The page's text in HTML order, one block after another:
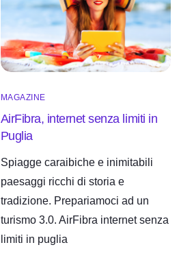
MAGAZINE
AirFibra, internet senza limiti in
Puglia
Spiagge caraibiche e inimitabili
paesaggi ricchi di storia e
tradizione. Prepariamoci ad un
turismo 3.0. AirFibra internet senza
limiti in puglia